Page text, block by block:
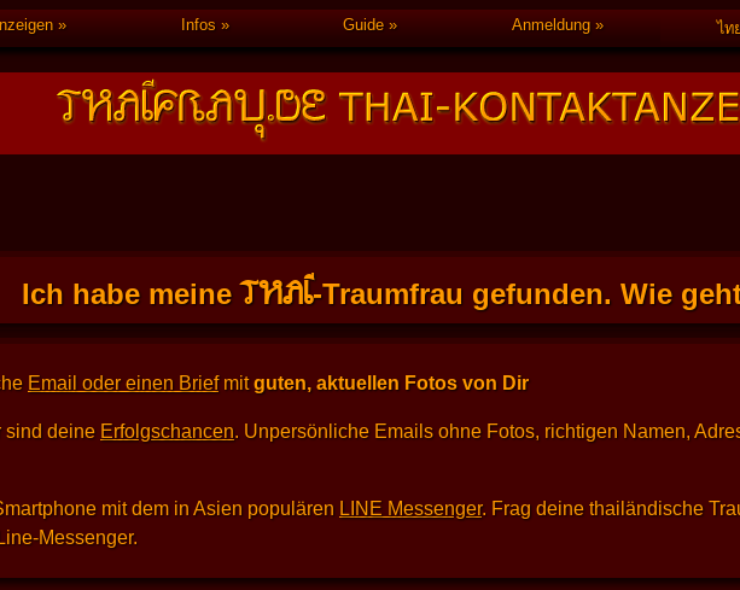
Infos Guide Anmeldung ไท
Ich habe meineTHAI-Traumfrau gefunden. Wie
Email oder einen Briefmitguten, aktuellen Fotos von Dir
sind deine Erfolgschancen. Unpersönliche Emails ohne Fotos, richtigen Namen,
mit dem in Asien populären LINE Messenger. Frag deine thailändische
Messenger.